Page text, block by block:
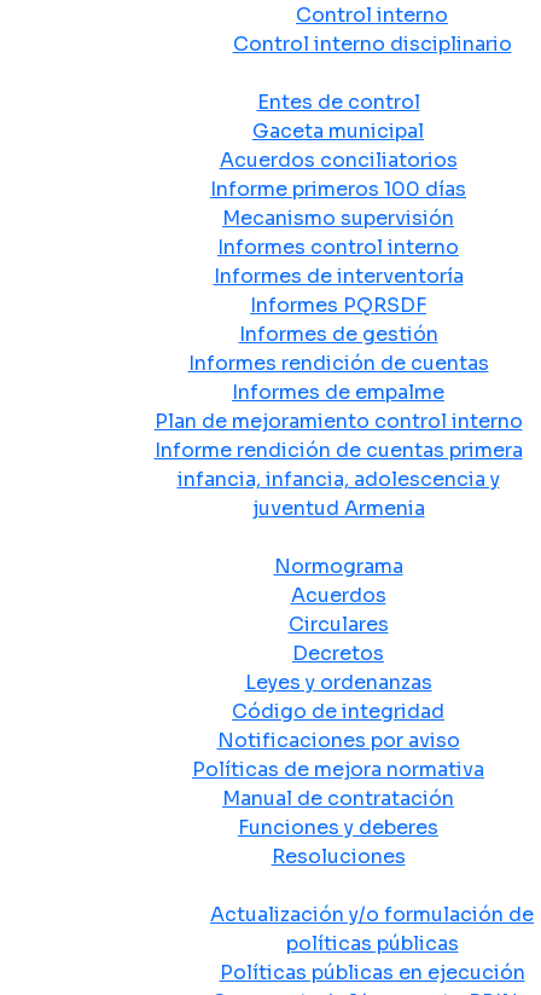
Control interno
Control interno disciplinario
Entes de control
Gaceta municipal
Acuerdos conciliatorios
Informe primeros 100 días
Mecanismo supervisión
Informes control interno
Informes de interventoría
Informes PQRSDF
Informes de gestión
Informes rendición de cuentas
Informes de empalme
Plan de mejoramiento control interno
Informe rendición de cuentas primera
infancia, infancia, adolescencia y
juventud Armenia
Normograma
Acuerdos
Circulares
Decretos
Leyes y ordenanzas
Código de integridad
Notificaciones por aviso
Políticas de mejora normativa
Manual de contratación
Funciones y deberes
Resoluciones
Actualización y/o formulación de
políticas públicas
Políticas públicas en ejecución